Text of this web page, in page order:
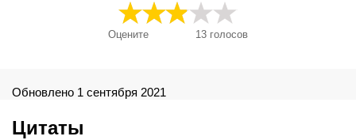
Оцените 13 голосов
Обновлено 1 сентября 2021
Цитаты